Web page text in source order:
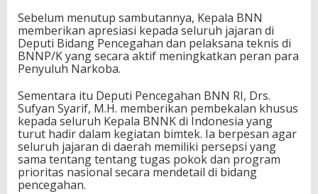
Sebelum menutup sambutannya, Kepala BNN
memberikan apresiasi kepada seluruh jajaran di
Deputi Bidang Pencegahan dan pelaksana teknis di
BNNP/K yang secara aktif meningkatkan peran para
Penyuluh Narkoba.
Sementara itu Deputi Pencegahan BNN RI, Drs.
Sufyan Syarif, M.H. memberikan pembekalan khusus
kepada seluruh Kepala BNNK di Indonesia yang
turut hadir dalam kegiatan bimtek. Ia berpesan agar
seluruh jajaran di daerah memiliki persepsi yang
sama tentang tentang tugas pokok dan program
prioritas nasional secara mendetail di bidang
pencegahan.